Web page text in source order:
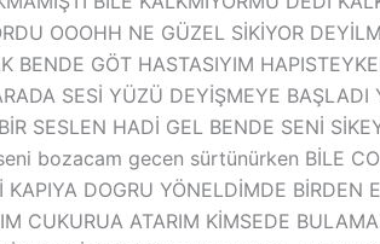
OOOHH NE GÜZEL SİKİYOR
BENDE GÖT HASTASIYIM
SESİ YÜZÜ DEYİŞMEYE
SESLEN HADİ GEL BENDE SENİ
bozacam gecen sürtünürken BİLE
DOGRU YÖNELDİMDE
CUKURUA ATARIM KİMSEDE